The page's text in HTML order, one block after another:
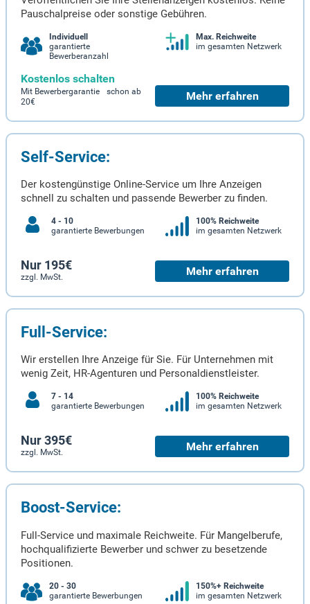
Pauschalpreise oder sonstige Gebühren.
Individuell
garantierte
Bewerberanzahl
Max. Reichweite
im gesamten Netzwerk
Kostenlos schalten
Mit Bewerbergarantie schon ab
20€
Mehr erfahren
Self-Service:
Der kostengünstige Online-Service um Ihre Anzeigen
schnell zu schalten und passende Bewerber zu finden.
4 - 10
garantierte Bewerbungen
100% Reichweite
im gesamten Netzwerk
Nur 195€
zzgl. MwSt. Mehr erfahren
Full-Service:
Wir erstellen Ihre Anzeige für Sie. Für Unternehmen mit
wenig Zeit, HR-Agenturen und Personaldienstleister.
7 - 14
garantierte Bewerbungen
100% Reichweite
im gesamten Netzwerk
Nur 395€
zzgl. MwSt. Mehr erfahren
Boost-Service:
Full-Service und maximale Reichweite. Für Mangelberufe,
hochqualifizierte Bewerber und schwer zu besetzende
Positionen.
20 - 30
garantierte Bewerbungen
150%+ Reichweite
im gesamten Netzwerk